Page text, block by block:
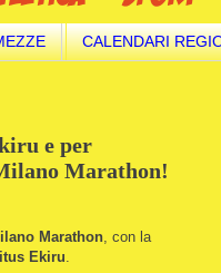
CALENDARI
e per
Marathon!
Marathon , con la
Ekiru